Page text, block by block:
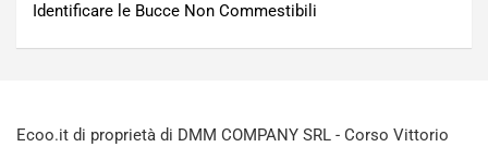
Identificare le Bucce Non Commestibili
Ecoo.it di proprietà di DMM COMPANY SRL - Corso Vittorio